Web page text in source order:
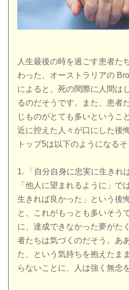
人生最後の時を過ごす患者た
わった、オーストラリアの
によると、死の間際に人間は
るのだそうです。また、患者
じものがとても多いというこ
近に控えた人々が口にした後
トップ5は以下のようになるそ
1. 「自分自身に忠実に生きれ
「他人に望まれるように」で
生きれば良かった」という後
と、これがもっとも多いそう
に、達成できなかった夢がた
者たちは気づくのだそう。あ
た、という気持ちを抱えたま
らないことに、人は強く無念